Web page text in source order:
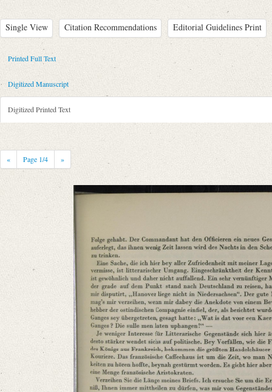
Single View Citation Recommendations Editorial Guidelines Print
Metadata Concerning Header
Sender: Caroline Rehberg
Recipient: August Wilhelm von Schlegel
Place of Dispatch: Hannover
Place of Destination: Amsterdam
Notations: Empfangsort erschlossen.
Printed Text
Provider: Dresden, Sächsische Landesbibliothek - Staats- und
Bibliography: Briefe von und an August Wilhelm Schlegel.
Incipit: „[1] [Hannover] d 4t September [17]91
Es ist mir herzlich unangenehm daß ich durch mein langes Zögern
Manuscript
Provider: Dresden, Sächsische Landesbibliothek - Staats- und
OAI Id: DE-611-35028
Classification Number: Mscr.Dresd.e.90,XIX,Bd.18,Nr.14
Number of Pages: 4 S. auf Doppelbl., hs. m. U.
Format: 22,3 x 19,1 cm
Printed Full Text
Digitized Manuscript
Digitized Printed Text
« Page 1/4 »